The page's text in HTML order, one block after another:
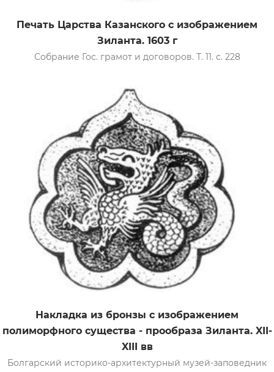
Печать Царства Казанского с изображением
Зиланта. 1603 г
Собрание Гос. грамот и договоров. Т. 11. с. 228
Накладка из бронзы с изображением
полиморфного существа - прообраза Зиланта. XII-
XIII вв
Болгарский историко-архитектурный музей-заповедник